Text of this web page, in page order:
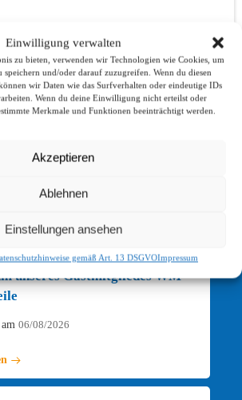
Einwilligung verwalten
zu bieten, verwenden wir Technologien wie Cookies, um
speichern und/oder darauf zuzugreifen. Wenn du diesen
wir Daten wie das Surfverhalten oder eindeutige IDs
Wenn du deine Einwilligung nicht erteilst oder
Merkmale und Funktionen beeinträchtigt werden.
Akzeptieren
Ablehnen
Einstellungen ansehen
gemäß Art. 13 DSGVOImpressum
AKTUELLE MELDUNGEN
immer aktuell informiert mit dem
unseres Gastmitgliedes WM
06/08/2026